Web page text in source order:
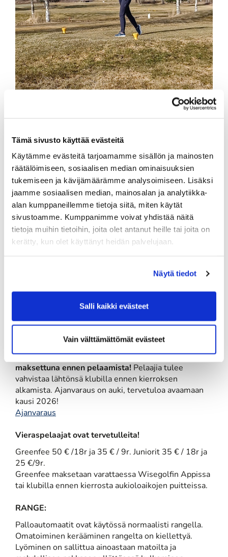
Tämä sivusto käyttää evästeitä
Käytämme evästeitä tarjoamamme sisällön ja mainosten
räätälöimiseen, sosiaalisen median ominaisuuksien
tukemiseen ja kävijämäärämme analysoimiseen. Lisäksi
jaamme sosiaalisen median, mainosalan ja analytiikka-
alan kumppaneillemme tietoja siitä, miten käytät
sivustoamme. Kumppanimme voivat yhdistää näitä
tietoja muihin tietoihin, joita olet antanut heille tai joita on
kerätty, kun olet käyttänyt heidän palvelujaan.
Näytä tiedot
Salli kaikki evästeet
Vain välttämättömät evästeet
Sanna Wiksten
Kalafornian pääkenttä Suisto ja Joki avataan pelaajille
kesäviheriöin keskiviikkona 1.4. klo 12. Puisto -kenttä
on vielä suljettuna ja sen avaamisesta informoidaan
muuttaa kentän aukioloa.
Kentällä on vielä paikoitellen kosteutta ja ruohon
kasvu ei luonnollisesti ole vielä käynnistynyt. Viheriöt
varustelutasoa lisätään asteittain lähiviikkojen aikana.
alastulojälkien paikkaamisesta! Muista tuoda myös
Lähtöaikoja on saatavilla tässä alkuvaiheessa klo 10-
voimassa heti ja pelioikeusmaksujen on oltava
maksettuna ennen pelaamista! Pelaajia tulee
vahvistaa lähtönsä klubilla ennen kierroksen
alkamista. Ajanvaraus on auki, tervetuloa avaamaan
kausi 2026!
Ajanvaraus
Vieraspelaajat ovat tervetulleita!
Greenfee 50 € /18r ja 35 € / 9r. Juniorit 35 € / 18r ja
25 €/9r.
Greenfee maksetaan varattaessa Wisegolfin Appissa
tai klubilla ennen kierrosta aukioloaikojen puitteissa.
RANGE:
Palloautomaatit ovat käytössä normaalisti rangella.
Omatoiminen kerääminen rangelta on kiellettyä.
Lyöminen on sallittua ainoastaan matoilta ja